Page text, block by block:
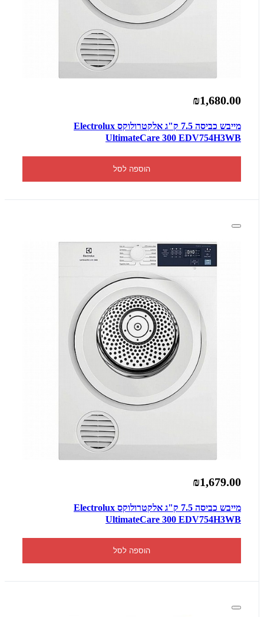
₪1,680.00
מייבש כביסה 7.5 ק"ג אלקטרולוקס Electrolux
UltimateCare 300 EDV754H3WB
הוספה לסל
₪1,679.00
מייבש כביסה 7.5 ק"ג אלקטרולוקס Electrolux
UltimateCare 300 EDV754H3WB
הוספה לסל